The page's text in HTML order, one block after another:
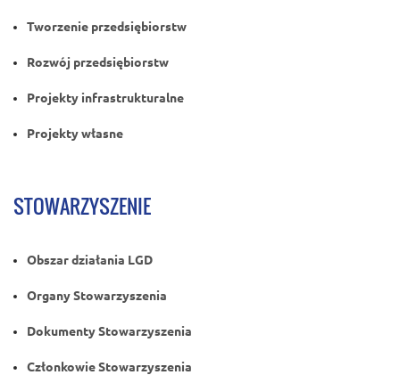
Tworzenie przedsiębiorstw
Rozwój przedsiębiorstw
Projekty infrastrukturalne
Projekty własne
STOWARZYSZENIE
Obszar działania LGD
Organy Stowarzyszenia
Dokumenty Stowarzyszenia
Członkowie Stowarzyszenia